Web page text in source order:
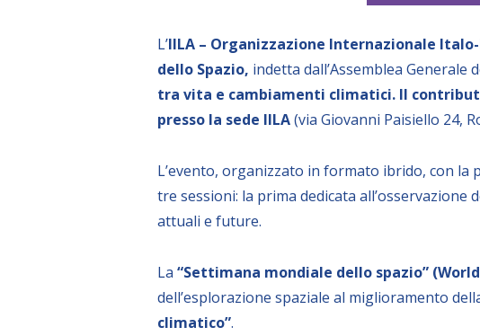
L’IILA – Organizzazione Internazionale
dello Spazio, indetta dall’Assemblea Generale
tra vita e cambiamenti climatici. Il
presso la sede IILA(via Giovanni Paisiello 24,
L’evento, organizzato in formato ibrido, con
tre sessioni: la prima dedicata
attuali e future.
La “Settimana mondiale dello spazio”
dell’esplorazione spaziale al miglioramento
climatico”.